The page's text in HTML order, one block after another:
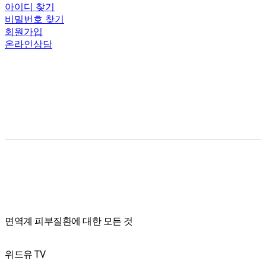
아이디 찾기
비밀번호 찾기
회원가입
온라인상담
면역계 피부질환에 대한 모든 것
위드유 TV